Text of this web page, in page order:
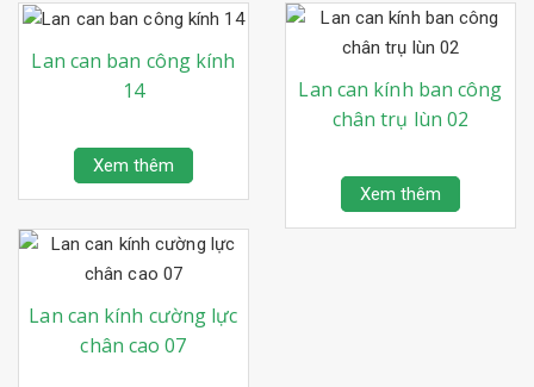
Lan can ban công kính
14
Xem thêm
Lan can kính ban công
chân trụ lùn 02
Xem thêm
Lan can kính cường lực
chân cao 07